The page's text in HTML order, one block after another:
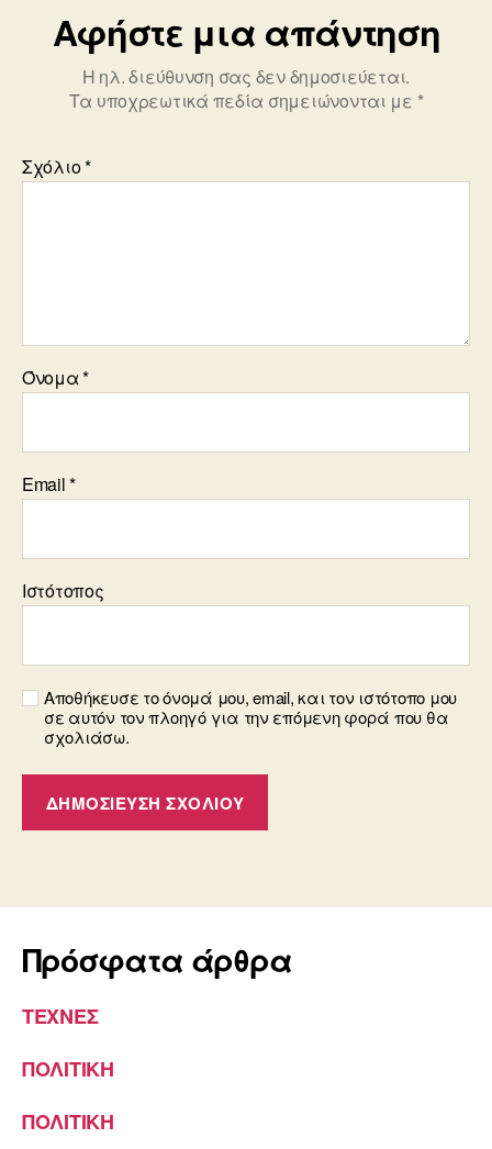
Αφήστε μια απάντηση
Η ηλ. διεύθυνση σας δεν δημοσιεύεται.
Τα υποχρεωτικά πεδία σημειώνονται με *
Σχόλιο*
Όνομα*
Email*
Ιστότοπος
Αποθήκευσε το όνομά μου, email, και τον ιστότοπο μου
σε αυτόν τον πλοηγό για την επόμενη φορά που θα
σχολιάσω.
Πρόσφατα άρθρα
ΤΕΧΝΕΣ
ΠΟΛΙΤΙΚΗ
ΠΟΛΙΤΙΚΗ